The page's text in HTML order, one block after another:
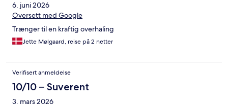
6. juni 2026
Oversett med Google
Trænger til en kraftig overhaling
Jette Mølgaard, reise på 2 netter
Verifisert anmeldelse
10/10 – Suverent
3. mars 2026